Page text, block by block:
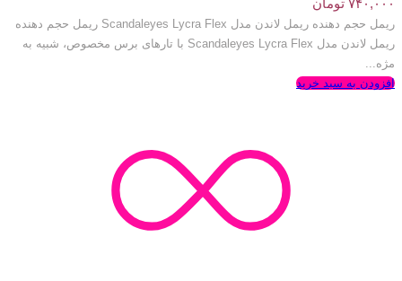
۷۴۰,۰۰۰ تومان
ریمل حجم دهنده ریمل لاندن مدل Scandaleyes Lycra Flex ریمل حجم دهنده
ریمل لاندن مدل Scandaleyes Lycra Flex با تارهای برس مخصوص، شبیه به
مژه...
افزودن به سبد خرید